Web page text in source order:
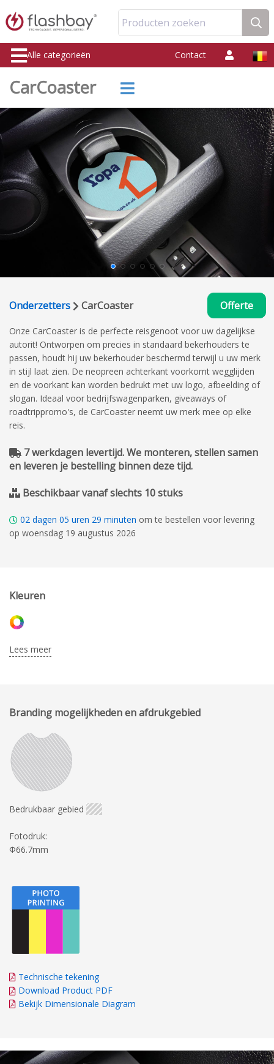
Producten zoeken
Alle categorieën Contact
CarCoaster
Onderzetters CarCoaster Offerte
Onze CarCoaster is de perfecte reisgenoot voor uw dagelijkse
autorit! Ontworpen om precies in standaard bekerhouders te
passen, houdt hij uw bekerhouder beschermd terwijl u uw merk
in stijl laat zien. De neopreen achterkant voorkomt wegglijden
en de voorkant kan worden bedrukt met uw logo, afbeelding of
slogan. Ideaal voor bedrijfswagenparken, giveaways of
roadtrippromo's, de CarCoaster neemt uw merk mee op elke
reis.
7 werkdagen levertijd. We monteren, stellen samen
en leveren je bestelling binnen deze tijd.
Beschikbaar vanaf slechts 10 stuks
02 dagen 05 uren 29 minuten om te bestellen voor levering
op woensdag 19 augustus 2026
Kleuren
Lees meer
Branding mogelijkheden en afdrukgebied
Bedrukbaar gebied
Fotodruk:
Φ66.7mm
Technische tekening
Download Product PDF
Bekijk Dimensionale Diagram